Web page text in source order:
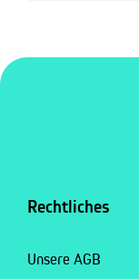
Rechtliches
Unsere AGB